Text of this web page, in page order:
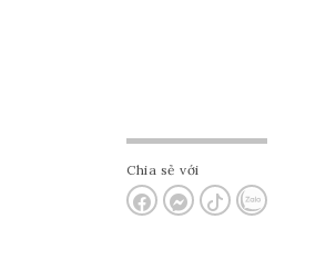
Chia sẻ với